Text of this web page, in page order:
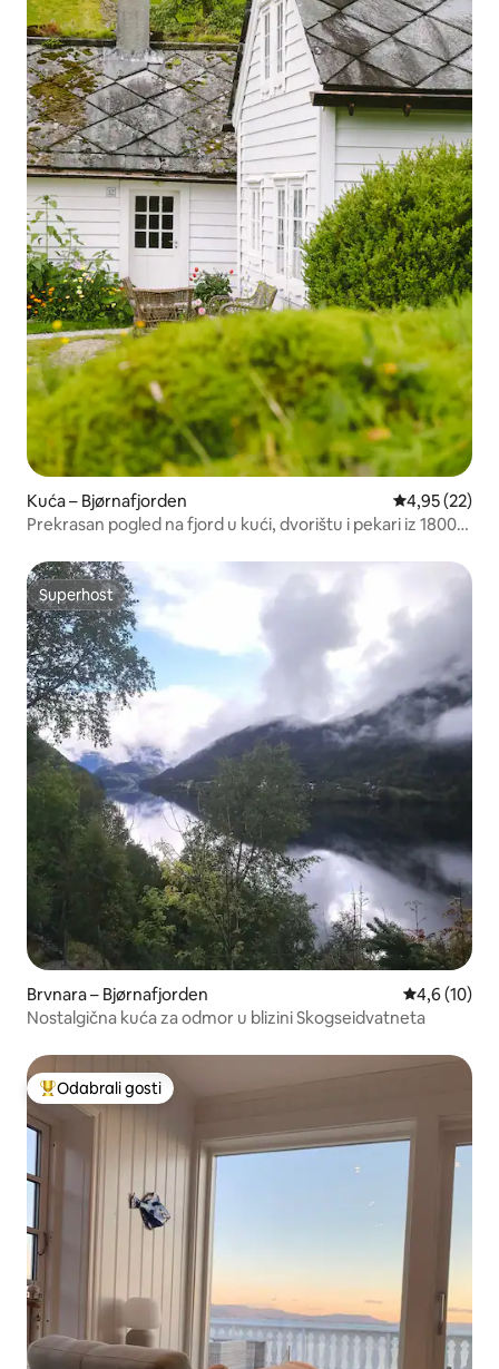
Kuća – Bjørnafjorden Prosječna
4,95 (22)
Prekrasan pogled na fjord u kući, dvorištu i pekari iz 1800-
Superhost
Superhost
Brvnara – Bjørnafjorden Prosječna
4,6 (10)
Nostalgična kuća za odmor u blizini Skogseidvatneta
Među najviše rangiranima s oznakom „Odabrali gosti”
Odabrali gosti